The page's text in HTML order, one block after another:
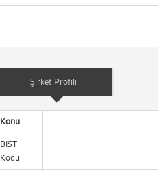
Şirket Profili
Konu
BIST
Kodu